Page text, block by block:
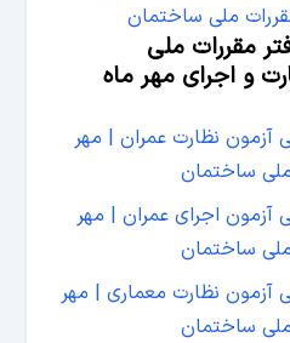
مقررات ملی
و اجرای مهر ماه
آزمون نظارت عمران | مهر
آزمون اجرای عمران | مهر
آزمون نظارت معماری | مهر